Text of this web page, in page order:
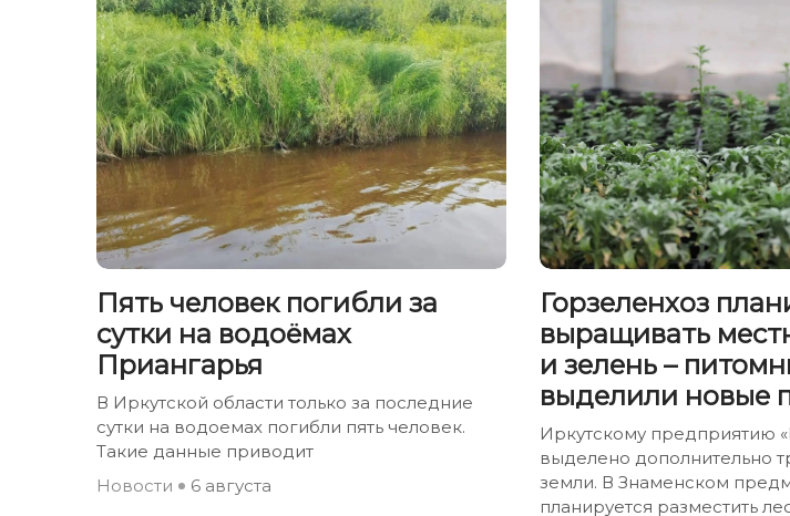
Пять человек погибли за
сутки на водоёмах
Приангарья
В Иркутской области только за последние
сутки на водоемах погибли пять человек.
Такие данные приводит
Новости
6 августа
Горзеленхоз
выращивать
и зелень –
выделили новые
Иркутскому предприятию
выделено дополнительно
земли. В Знаменском
планируется разместить